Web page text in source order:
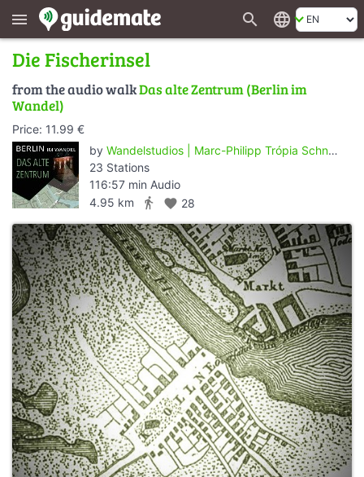
menu search language
Die Fischerinsel
from the audio walkDas alte Zentrum (Berlin im
Wandel)
Price: 11.99 €
by Wandelstudios | Marc-Philipp Trópia Schneider
23 Stations
116:57 min Audio
4.95 km
directions_walk favorite 28